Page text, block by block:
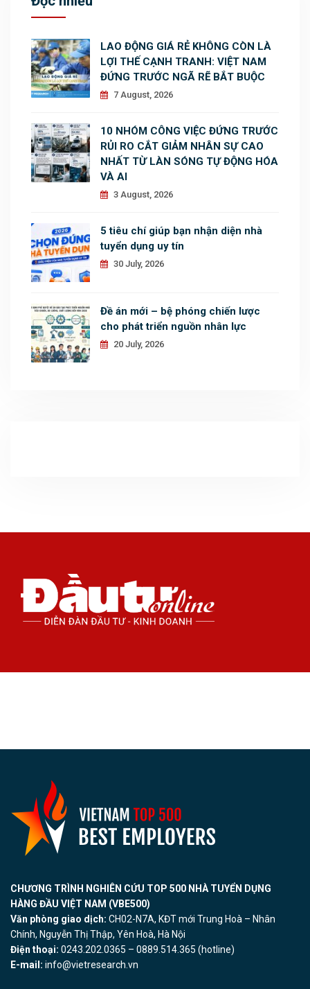
LAO ĐỘNG GIÁ RẺ KHÔNG CÒN LÀ
LỢI THẾ CẠNH TRANH: VIỆT NAM
ĐỨNG TRƯỚC NGÃ RẼ BẮT BUỘC
7 August, 2026
10 NHÓM CÔNG VIỆC ĐỨNG TRƯỚC
RỦI RO CẮT GIẢM NHÂN SỰ CAO
NHẤT TỪ LÀN SÓNG TỰ ĐỘNG HÓA
VÀ AI
3 August, 2026
5 tiêu chí giúp bạn nhận diện nhà
tuyển dụng uy tín
30 July, 2026
Đề án mới – bệ phóng chiến lược
cho phát triển nguồn nhân lực
20 July, 2026
CHƯƠNG TRÌNH NGHIÊN CỨU TOP 500 NHÀ TUYỂN DỤNG
HÀNG ĐẦU VIỆT NAM (VBE500)
Văn phòng giao dịch: CH02-N7A, KĐT mới Trung Hoà – Nhân
Chính, Nguyễn Thị Thập, Yên Hoà, Hà Nội
Điện thoại: 0243.202.0365 – 0889.514.365 (hotline)
E-mail: info@vietresearch.vn